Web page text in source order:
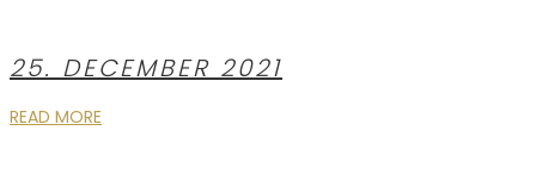
25. DECEMBER 2021
READ MORE